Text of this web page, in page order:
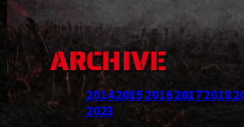
ARCHIVE
20142015201620172018
2023